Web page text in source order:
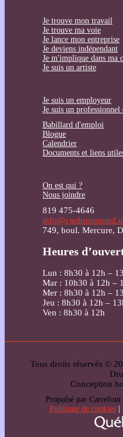
Je trouve mon travail
Je trouve ma voie
Je lance mon entreprise
Je deviens indépendant
Je m'implique dans ma
Je suis un artiste
Je suis un employeur
Je suis un professionnel
Babillard d'emploi
Blogue
Calendrier
Documents et liens
On est qui ?
Nous joindre
819 475-4646
749, boul. Mercure,
Heures
Lun : 8h30 à 12h –
Mar : 10h30 à 12h –
Mer : 8h30 à 12h –
Jeu : 8h30 à 12h –
Ven : 8h30 à 12h
Tous droits réservés ©
Conception
Propulsé par
Politique de cookies